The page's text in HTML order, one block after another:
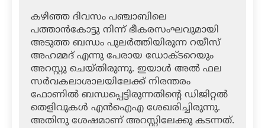
കഴിഞ്ഞ ദിവസം പഞ്ചാബിലെ
പത്താന്‍കോട്ടു നിന്ന് ഭീകരസംഘവുമായി
അടുത്ത ബന്ധം പുലര്‍ത്തിയിരുന്ന റയീസ്
അഹമ്മദ് എന്നു പേരായ ഡോക്ടറെയും
അറസ്റ്റു ചെയ്തിരുന്നു. ഇയാള്‍ അല്‍ ഫല
സര്‍വകലാശാലയിലേക്ക് നിരന്തരം
ഫോണില്‍ ബന്ധപ്പെട്ടിരുന്നതിന്റെ ഡിജിറ്റല്‍
തെളിവുകള്‍ എന്‍ഐഎ ശേഖരിച്ചിരുന്നു.
അതിനു ശേഷമാണ് അറസ്റ്റിലേക്കു കടന്നത്.